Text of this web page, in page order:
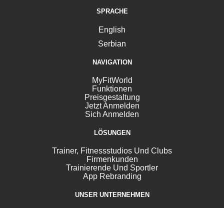
SPRACHE
English
Serbian
NAVIGATION
MyFitWorld
Funktionen
Preisgestaltung
Jetzt Anmelden
Sich Anmelden
LÖSUNGEN
Trainer, Fitnessstudios Und Clubs
Firmenkunden
Trainierende Und Sportler
App Rebranding
UNSER UNTERNEHMEN